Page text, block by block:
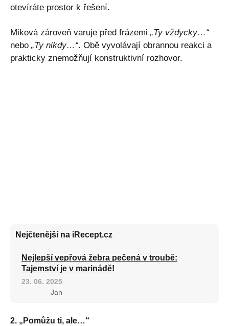
otevíráte prostor k řešení.
Miková zároveň varuje před frázemi „Ty vždycky…“
nebo „Ty nikdy…“. Obě vyvolávají obrannou reakci a
prakticky znemožňují konstruktivní rozhovor.
Nejčtenější na iRecept.cz
Nejlepší vepřová žebra pečená v troubě:
Tajemství je v marinádě!
23. 06. 2025
Jan
2. „Pomůžu ti, ale…“